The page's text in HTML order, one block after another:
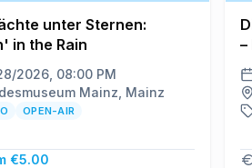
unter Sternen:
in the Rain
2026, 08:00 PM
Mainz, Mainz
OPEN-AIR
€5.00
–